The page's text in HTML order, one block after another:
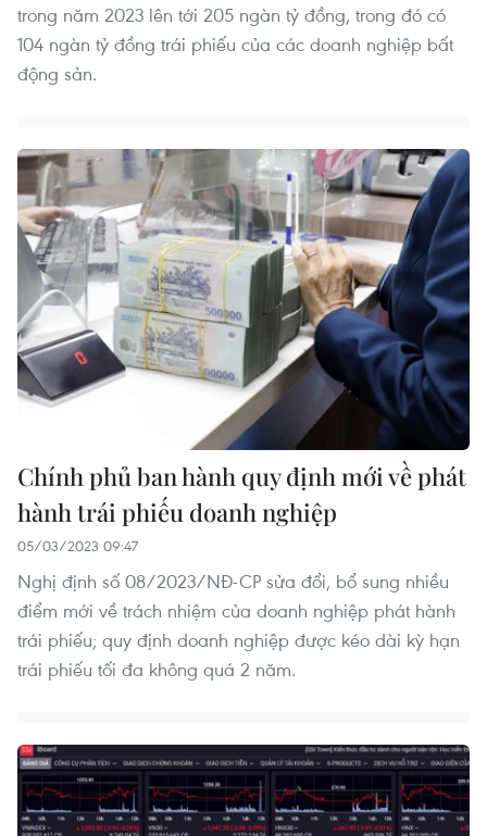
trong năm 2023 lên tới 205 ngàn tỷ đồng, trong đó có
104 ngàn tỷ đồng trái phiếu của các doanh nghiệp bất
động sản.
Chính phủ ban hành quy định mới về phát
hành trái phiếu doanh nghiệp
05/03/2023 09:47
Nghị định số 08/2023/NĐ-CP sửa đổi, bổ sung nhiều
điểm mới về trách nhiệm của doanh nghiệp phát hành
trái phiếu; quy định doanh nghiệp được kéo dài kỳ hạn
trái phiếu tối đa không quá 2 năm.